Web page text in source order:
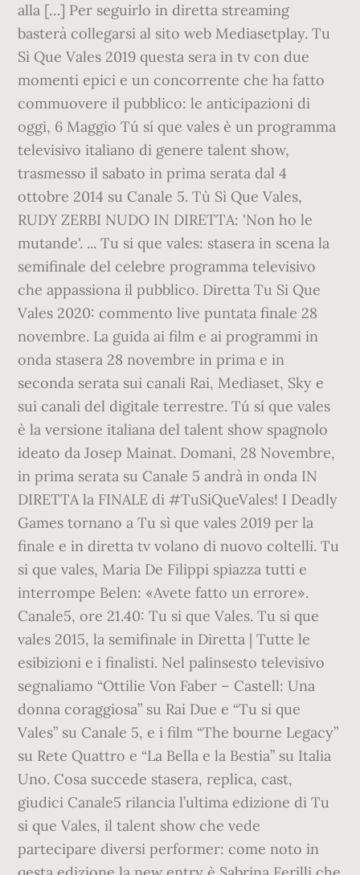
alla […] Per seguirlo in diretta streaming
basterà collegarsi al sito web Mediasetplay. Tu
Sì Que Vales 2019 questa sera in tv con due
momenti epici e un concorrente che ha fatto
commuovere il pubblico: le anticipazioni di
oggi, 6 Maggio Tú sí que vales è un programma
televisivo italiano di genere talent show,
trasmesso il sabato in prima serata dal 4
ottobre 2014 su Canale 5. Tù Sì Que Vales,
RUDY ZERBI NUDO IN DIRETTA: 'Non ho le
mutande'. ... Tu si que vales: stasera in scena la
semifinale del celebre programma televisivo
che appassiona il pubblico. Diretta Tu Si Que
Vales 2020: commento live puntata finale 28
novembre. La guida ai film e ai programmi in
onda stasera 28 novembre in prima e in
seconda serata sui canali Rai, Mediaset, Sky e
sui canali del digitale terrestre. Tú sí que vales
è la versione italiana del talent show spagnolo
ideato da Josep Mainat. Domani, 28 Novembre,
in prima serata su Canale 5 andrà in onda IN
DIRETTA la FINALE di #TuSiQueVales! I Deadly
Games tornano a Tu sì que vales 2019 per la
finale e in diretta tv volano di nuovo coltelli. Tu
si que vales, Maria De Filippi spiazza tutti e
interrompe Belen: «Avete fatto un errore».
Canale5, ore 21.40: Tu si que Vales. Tu si que
vales 2015, la semifinale in Diretta | Tutte le
esibizioni e i finalisti. Nel palinsesto televisivo
segnaliamo “Ottilie Von Faber – Castell: Una
donna coraggiosa” su Rai Due e “Tu si que
Vales” su Canale 5, e i film “The bourne Legacy”
su Rete Quattro e “La Bella e la Bestia” su Italia
Uno. Cosa succede stasera, replica, cast,
giudici Canale5 rilancia l’ultima edizione di Tu
si que Vales, il talent show che vede
partecipare diversi performer: come noto in